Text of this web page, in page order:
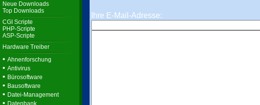
Neue Downloads
Top Downloads
CGI Scripte
PHP-Scripte
ASP-Scripte
Hardware Treiber
• Ahnenforschung
• Antivirus
• Bürosoftware
• Bausoftware
• Datei-Management
• Datenbank
Ihre E-Mail-Adresse: